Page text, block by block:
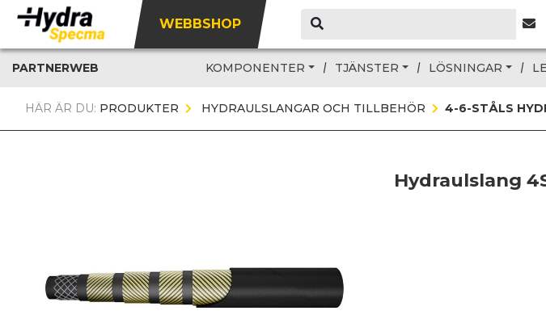
WEBBSHOP
PARTNERWEB KOMPONENTER TJÄNSTER LÖSNINGAR
HÄR ÄR DU: PRODUKTER HYDRAULSLANGAR OCH TILLBEHÖR 4-6-STÅLS
Hydraulslang